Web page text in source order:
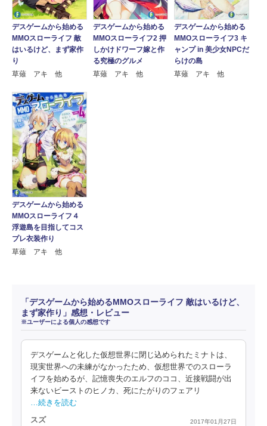
デスゲームから始める
MMOスローライフ 敵
はいるけど、まず家作
り
草薙 アキ 他
デスゲームから始める
MMOスローライフ2 押
しかけドワーフ嫁と作
る究極のグルメ
草薙 アキ 他
デスゲームから始める
MMOスローライフ3 キ
ャンプ in 美少女NPCだ
らけの島
草薙 アキ 他
デスゲームから始める
MMOスローライフ４
浮遊島を目指してコス
プレ衣装作り
草薙 アキ 他
「デスゲームから始めるMMOスローライフ 敵はいるけど、
まず家作り」感想・レビュー
※ユーザーによる個人の感想です
デスゲームと化した仮想世界に閉じ込められたミナトは、
現実世界への未練がなかったため、仮想世界でのスローラ
イフを始めるが、記憶喪失のエルフのココ、近接戦闘が出
来ないビーストのヒノカ、死にたがりのフェアリ
…続きを読む
スズ 2017年01月27日